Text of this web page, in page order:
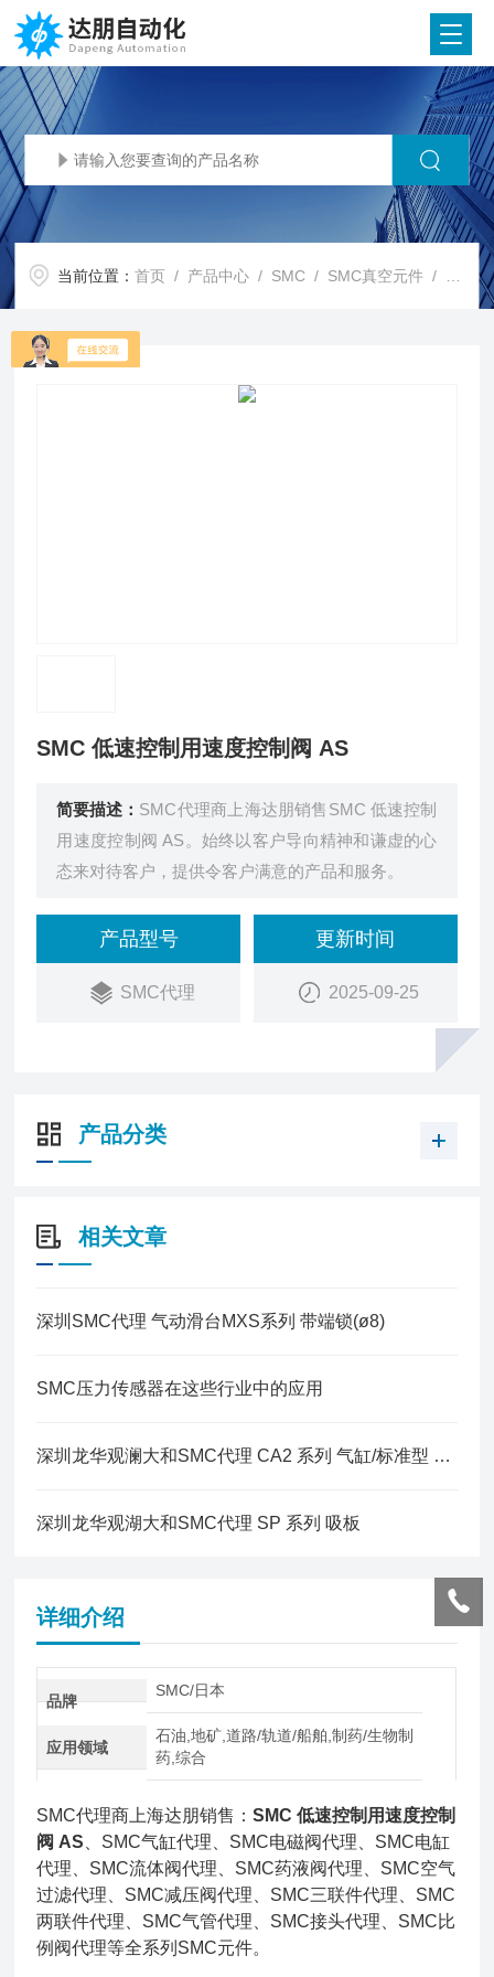
当前位置：首页 / 产品中心 / SMC / SMC真空元件 / SMC代理SMC 低速控制用速度控制阀 AS
SMC 低速控制用速度控制阀 AS
简要描述： SMC代理商上海达朋销售SMC 低速控制
用速度控制阀 AS。始终以客户导向精神和谦虚的心
态来对待客户，提供令客户满意的产品和服务。
产品型号
SMC代理
更新时间
2025-09-25
产品分类
相关文章
深圳SMC代理 气动滑台MXS系列 带端锁(ø8)
SMC压力传感器在这些行业中的应用
深圳龙华观澜大和SMC代理 CA2 系列 气缸/标准型 单杆双作用
深圳龙华观湖大和SMC代理 SP 系列 吸板
详细介绍
品牌
SMC/日本
应用领域
石油,地矿,道路/轨道/船舶,制药/生物制
药,综合
SMC代理商上海达朋销售：SMC 低速控制用速度控制
阀 AS 、SMC气缸代理、SMC电磁阀代理、SMC电缸
代理、SMC流体阀代理、SMC药液阀代理、SMC空气
过滤代理、SMC减压阀代理、SMC三联件代理、SMC
两联件代理、SMC气管代理、SMC接头代理、SMC比
例阀代理等全系列SMC元件。